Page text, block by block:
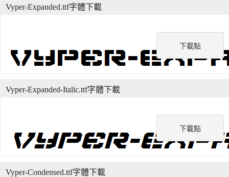
下載點
Vyper-Expanded.ttf字體下載
下載點
Vyper-Expanded-Italic.ttf字體下載
Vyper-Condensed.ttf字體下載